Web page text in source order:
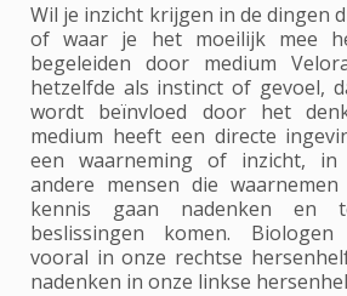
Wil je inzicht krijgen in de dingen
of waar je het moeilijk mee
begeleiden door medium
hetzelfde als instinct of gevoel,
wordt beïnvloed door het
medium heeft een directe
een waarneming of inzicht,
andere mensen die
kennis gaan nadenken en
beslissingen komen.
vooral in onze rechtse
nadenken in onze linkse